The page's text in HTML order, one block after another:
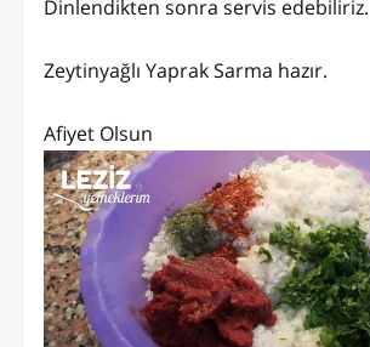
Dinlendikten sonra servis edebiliriz.
Zeytinyağlı Yaprak Sarma hazır.
Afiyet Olsun